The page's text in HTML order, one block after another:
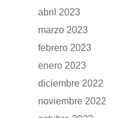
abril 2023
marzo 2023
febrero 2023
enero 2023
diciembre 2022
noviembre 2022